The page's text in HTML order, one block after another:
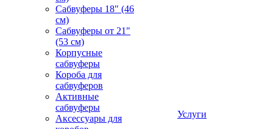
Сабвуферы 18" (46
см)
Сабвуферы от 21"
(53 см)
Корпусные
сабвуферы
Короба для
сабвуферов
Активные
сабвуферы
Аксессуары для
Услуги